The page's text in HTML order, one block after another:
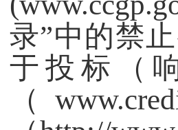
录”中的禁
于投标（
（